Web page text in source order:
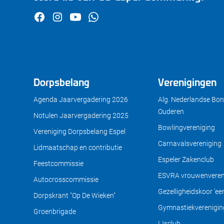
Dorpsbelang
Agenda Jaarvergadering 2026
Notulen Jaarvergadering 2025
Vereniging Dorpsbelang Espel
Lidmaatschap en contributie
Feestcommissie
Autocrosscommissie
Dorpskrant "Op De Wieken"
Groenbrigade
Verenigingen
Alg. Nederlandse
Ouderen
Bowlingvereniging
Carnavalsvereniging
Espeler Zakenclub
ESVRA
Gezelligheidskoor